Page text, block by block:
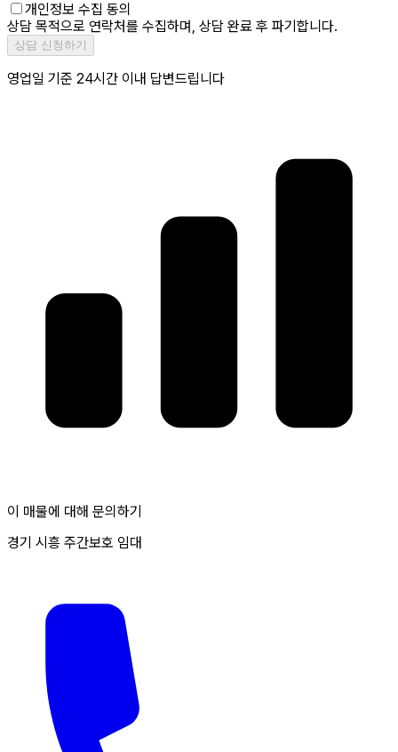
개인정보 수집 동의
상담 목적으로 연락처를 수집하며, 상담 완료 후 파기합니다.
상담 신청하기
영업일 기준 24시간 이내 답변드립니다
이 매물에 대해 문의하기
경기 시흥 주간보호 임대